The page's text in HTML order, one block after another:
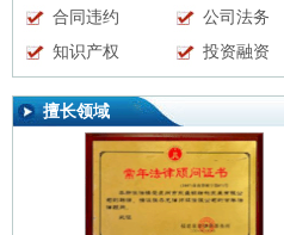
合同违约
公司法务
知识产权
投资融资
擅长领域